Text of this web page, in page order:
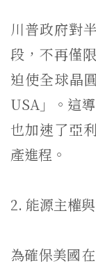
川普政府對
段， 不再僅
迫使全球晶
USA」。這
也加速了亞
產進程。
2. 能源主權
為確保美國